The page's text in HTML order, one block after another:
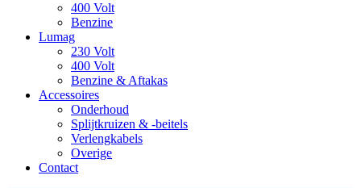
400 Volt
Benzine
Lumag
230 Volt
400 Volt
Benzine & Aftakas
Accessoires
Onderhoud
Splijtkruizen & -beitels
Verlengkabels
Overige
Contact